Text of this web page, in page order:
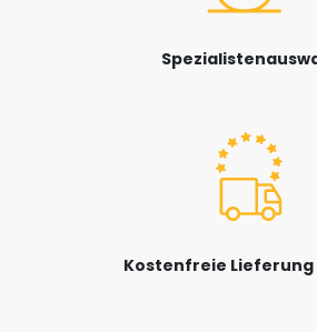
Kostenfreie Lieferung